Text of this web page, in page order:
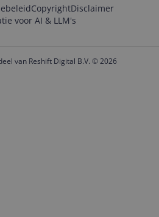
CopyrightDisclaimer
voor AI & LLM's
van Reshift Digital B.V. © 2026